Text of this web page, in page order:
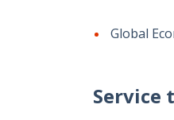
Global
Service